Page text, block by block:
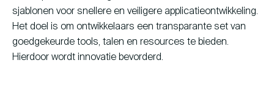
sjablonen voor snellere en veiligere applicatieontwikkeling.
Het doel is om ontwikkelaars een transparante set van
goedgekeurde tools, talen en resources te bieden.
Hierdoor wordt innovatie bevorderd.